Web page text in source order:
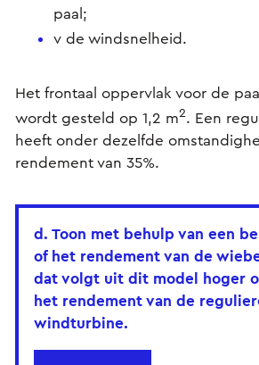
paal;
v de windsnelheid.
Het frontaal oppervlak voor de
wordt gesteld op 1,2 m2. Een
heeft onder dezelfde
rendement van 35%.
d. Toon met behulp van een
of het rendement van de
dat volgt uit dit model hoger
het rendement van de
windturbine.